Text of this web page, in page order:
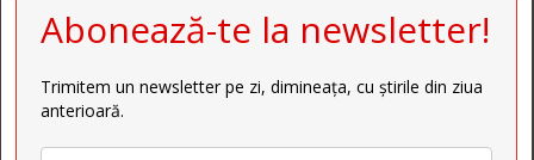
Abonează-te la newsletter!
Trimitem un newsletter pe zi, dimineața, cu știrile din ziua
anterioară.